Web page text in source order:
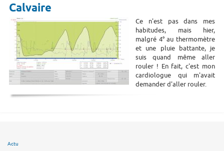
Calvaire
Ce n'est pas dans mes
habitudes, mais hier,
malgré 4° au thermomètre
et une pluie battante, je
suis quand même aller
rouler ! En fait, c'est mon
cardiologue qui m'avait
demander d'aller rouler.
Actu